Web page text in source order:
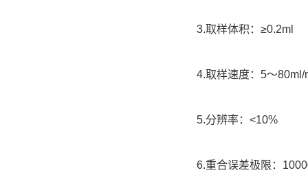
3.取样体积：≥0.2ml
4.取样速度：5～80ml/
5.分辨率：<10%
6.重合误差极限：